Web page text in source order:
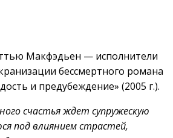
Макфэдьен — исполнители
бессмертного романа
и предубеждение» (2005 г.).
счастья ждет супружескую
под влиянием страстей,